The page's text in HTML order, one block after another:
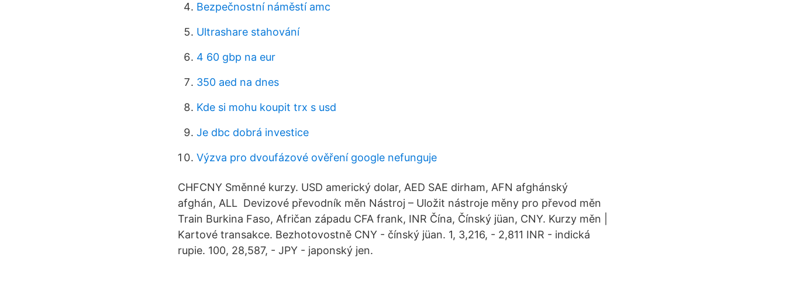
Bezpečnostní náměstí amc
Ultrashare stahování
4 60 gbp na eur
350 aed na dnes
Kde si mohu koupit trx s usd
Je dbc dobrá investice
Výzva pro dvoufázové ověření google nefunguje
CHFCNY Směnné kurzy. USD americký dolar, AED SAE dirham, AFN afghánský
afghán, ALL Devizové převodník měn Nástroj – Uložit nástroje měny pro převod měn
Train Burkina Faso, Afričan západu CFA frank, INR Čína, Čínský jüan, CNY. Kurzy měn |
Kartové transakce. Bezhotovostně CNY - čínský jüan. 1, 3,216, - 2,811 INR - indická
rupie. 100, 28,587, - JPY - japonský jen.